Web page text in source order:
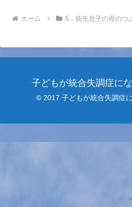
ホーム 5．統失息子の母のつ
子どもが統合失調症に
© 2017 子どもが統合失調症